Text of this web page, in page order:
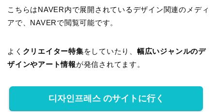
こちらはNAVER内で展開されているデザイン関連のメディ
アで、NAVERで閲覧可能です。
よく クリエイター特集をしていたり、 幅広いジャンルのデ
ザインやアート情報が発信されてます。
디자인프레스 のサイトに行く